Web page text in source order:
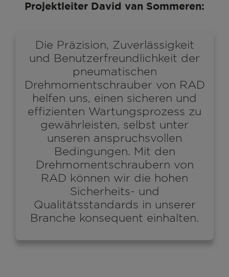
Projektleiter David van Sommeren:
Die Präzision, Zuverlässigkeit
und Benutzerfreundlichkeit der
pneumatischen
Drehmomentschrauber von RAD
helfen uns, einen sicheren und
effizienten Wartungsprozess zu
gewährleisten, selbst unter
unseren anspruchsvollen
Bedingungen. Mit den
Drehmomentschraubern von
RAD können wir die hohen
Sicherheits- und
Qualitätsstandards in unserer
Branche konsequent einhalten.